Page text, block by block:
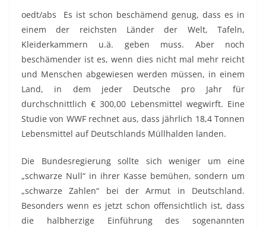
oedt/abs Es ist schon beschämend genug, dass es in
einem der reichsten Länder der Welt, Tafeln,
Kleiderkammern u.ä. geben muss. Aber noch
beschämender ist es, wenn dies nicht mal mehr reicht
und Menschen abgewiesen werden müssen, in einem
Land, in dem jeder Deutsche pro Jahr für
durchschnittlich € 300,00 Lebensmittel wegwirft. Eine
Studie von WWF rechnet aus, dass jährlich 18,4 Tonnen
Lebensmittel auf Deutschlands Müllhalden landen.
Die Bundesregierung sollte sich weniger um eine
„schwarze Null“ in ihrer Kasse bemühen, sondern um
„schwarze Zahlen“ bei der Armut in Deutschland.
Besonders wenn es jetzt schon offensichtlich ist, dass
die halbherzige Einführung des sogenannten